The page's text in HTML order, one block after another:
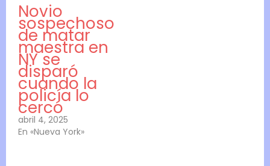
Novio
sospechoso
de matar
maestra en
NY se
disparó
cuando la
policía lo
cercó
abril 4, 2025
En «Nueva York»